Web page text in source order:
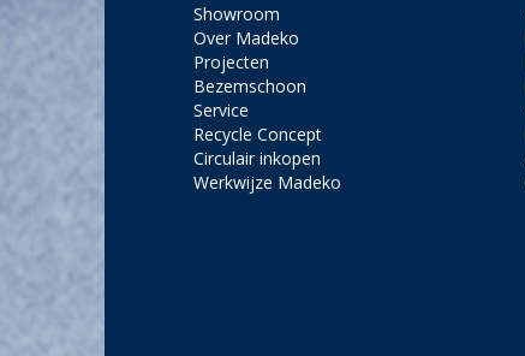
Showroom
Over Madeko
Projecten
Bezemschoon
Service
Recycle Concept
Circulair inkopen
Werkwijze Madeko